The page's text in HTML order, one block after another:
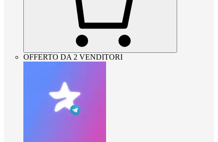
OFFERTO DA 2 VENDITORI